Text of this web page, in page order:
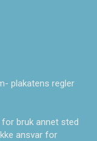
plakatens regler
bruk annet sted
ansvar for